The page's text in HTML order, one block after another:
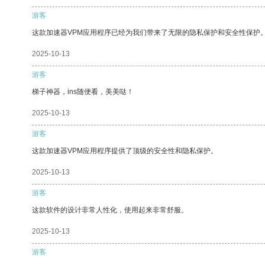
游客
这款加速器VPM应用程序已经为我们带来了无限的隐私保护和安全性保护
2025-10-13
游客
梯子神器，ins随便看，美美哒！
2025-10-13
游客
这款加速器VPM应用程序提供了顶级的安全性和隐私保护。
2025-10-13
游客
这款软件的设计非常人性化，使用起来非常舒服。
2025-10-13
游客